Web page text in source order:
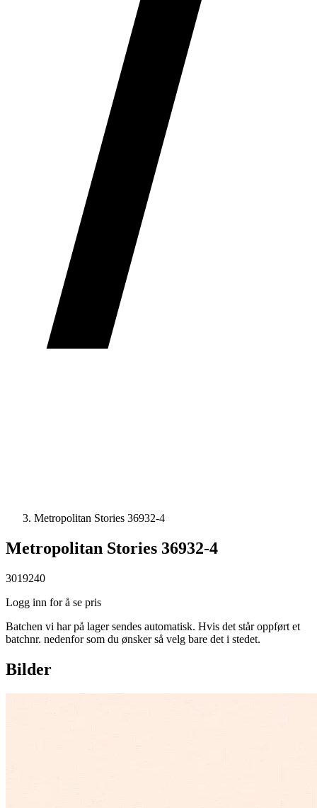
Metropolitan Stories 36932-4
Metropolitan Stories 36932-4
3019240
Logg inn for å se pris
Batchen vi har på lager sendes automatisk. Hvis det står oppført et
batchnr. nedenfor som du ønsker så velg bare det i stedet.
Bilder